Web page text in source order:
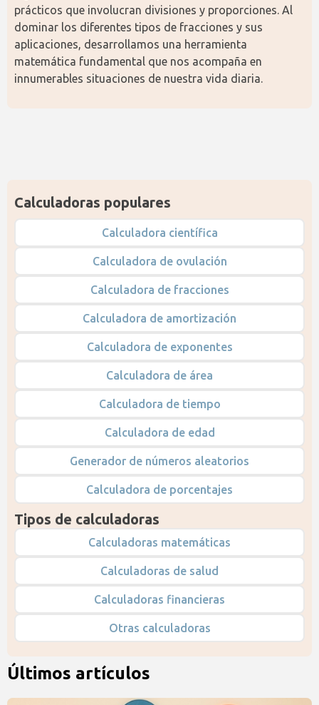
prácticos que involucran divisiones y proporciones. Al
dominar los diferentes tipos de fracciones y sus
aplicaciones, desarrollamos una herramienta
matemática fundamental que nos acompaña en
innumerables situaciones de nuestra vida diaria.
Calculadoras populares
Calculadora científica
Calculadora de ovulación
Calculadora de fracciones
Calculadora de amortización
Calculadora de exponentes
Calculadora de área
Calculadora de tiempo
Calculadora de edad
Generador de números aleatorios
Calculadora de porcentajes
Tipos de calculadoras
Calculadoras matemáticas
Calculadoras de salud
Calculadoras financieras
Otras calculadoras
Últimos artículos